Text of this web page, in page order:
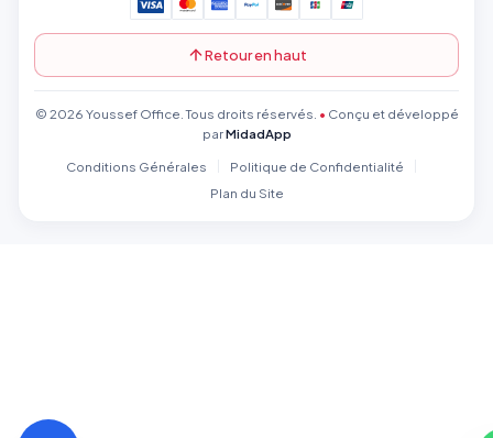
Retour en haut
© 2026 Youssef Office. Tous droits réservés. • Conçu et développé
parMidadApp
Conditions Générales
Politique de Confidentialité
Plan du Site